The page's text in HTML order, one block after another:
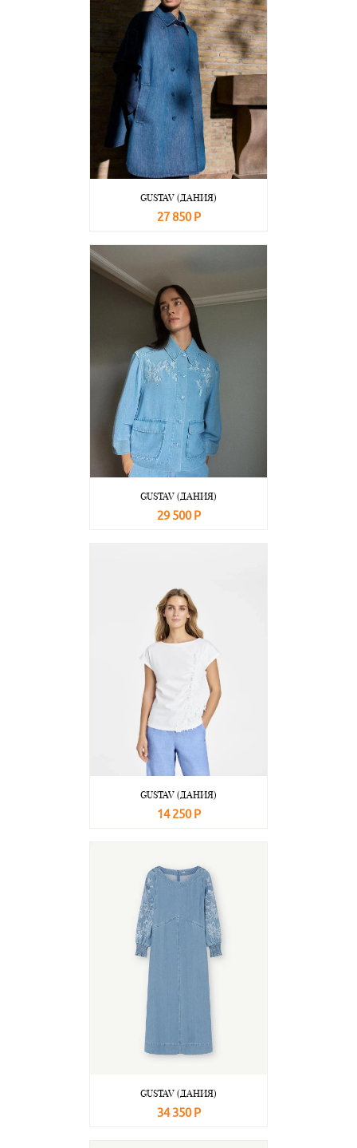
GUSTAV (ДАНИЯ)
27 850 Р
GUSTAV (ДАНИЯ)
29 500 Р
GUSTAV (ДАНИЯ)
14 250 Р
GUSTAV (ДАНИЯ)
34 350 Р